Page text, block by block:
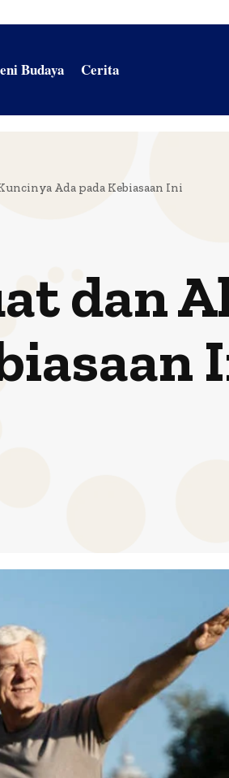
Budaya Cerita
Ada pada Kebiasaan Ini
dan